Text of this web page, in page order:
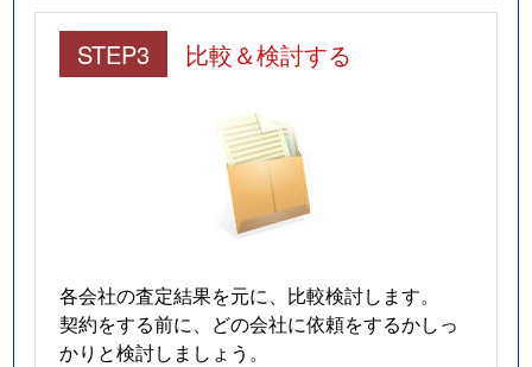
STEP3 比較＆検討する
各会社の査定結果を元に、比較検討します。
契約をする前に、どの会社に依頼をするかしっ
かりと検討しましょう。